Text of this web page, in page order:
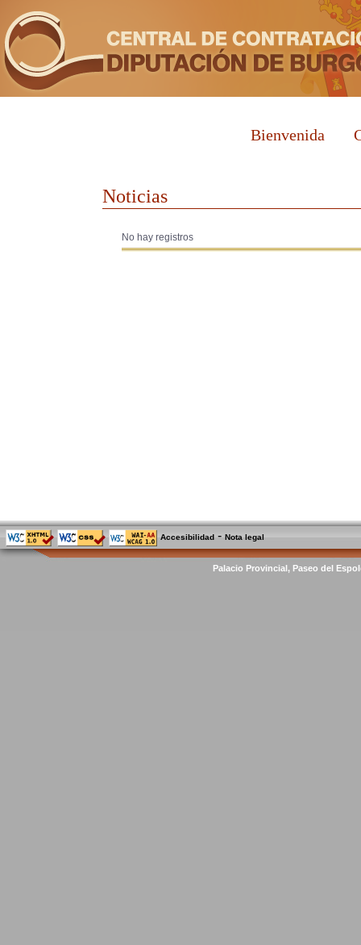
Bienvenida
Noticias
No hay registros
Accesibilidad -Nota legal
Palacio Provincial, Paseo del